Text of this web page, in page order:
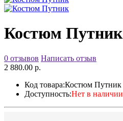
Костюм Путник
0 отзывов Написать отзыв
2 880.00 р.
Код товара:Костюм Путник
Доступность:Нет в наличии